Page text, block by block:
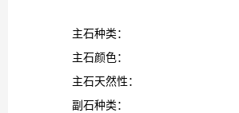
主石种类：
主石颜色：
主石天然性：
副石种类：